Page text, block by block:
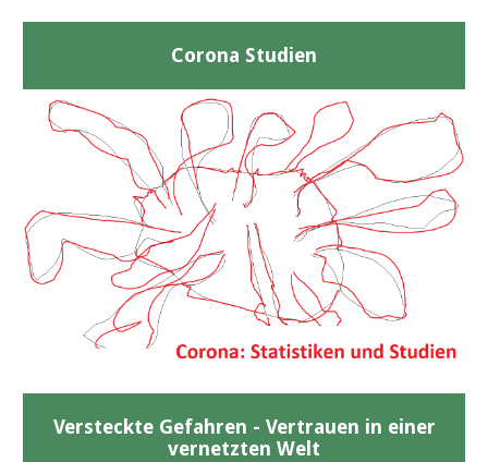
Corona Studien
Versteckte Gefahren - Vertrauen in einer
vernetzten Welt